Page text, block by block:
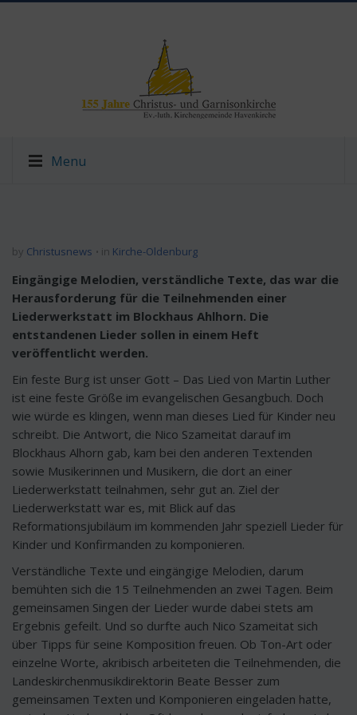
Menu
by Christusnews in Kirche-Oldenburg
Eingängige Melodien, verständliche Texte, das war die
Herausforderung für die Teilnehmenden einer
Liederwerkstatt im Blockhaus Ahlhorn. Die
entstandenen Lieder sollen in einem Heft
veröffentlicht werden.
Ein feste Burg ist unser Gott – Das Lied von Martin Luther
ist eine feste Größe im evangelischen Gesangbuch. Doch
wie würde es klingen, wenn man dieses Lied für Kinder neu
schreibt. Die Antwort, die Nico Szameitat darauf im
Blockhaus Alhorn gab, kam bei den anderen Textenden
sowie Musikerinnen und Musikern, die dort an einer
Liederwerkstatt teilnahmen, sehr gut an. Ziel der
Liederwerkstatt war es, mit Blick auf das
Reformationsjubiläum im kommenden Jahr speziell Lieder für
Kinder und Konfirmanden zu komponieren.
Verständliche Texte und eingängige Melodien, darum
bemühten sich die 15 Teilnehmenden an zwei Tagen. Beim
gemeinsamen Singen der Lieder wurde dabei stets am
Ergebnis gefeilt. Und so durfte auch Nico Szameitat sich
über Tipps für seine Komposition freuen. Ob Ton-Art oder
einzelne Worte, akribisch arbeiteten die Teilnehmenden, die
Landeskirchenmusikdirektorin Beate Besser zum
gemeinsamen Texten und Komponieren eingeladen hatte,